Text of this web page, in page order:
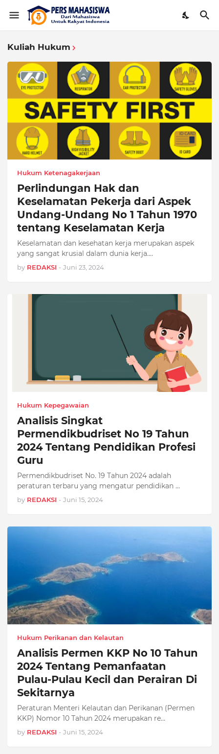
Kuliah Hukum
Hukum Ketenagakerjaan
Perlindungan Hak dan
Keselamatan Pekerja dari Aspek
Undang-Undang No 1 Tahun 1970
tentang Keselamatan Kerja
Keselamatan dan kesehatan kerja merupakan aspek
yang sangat krusial dalam dunia kerja.…
by REDAKSI - Juni 23, 2024
Hukum Kepegawaian
Analisis Singkat
Permendikbudriset No 19 Tahun
2024 Tentang Pendidikan Profesi
Guru
Permendikbudriset No. 19 Tahun 2024 adalah
peraturan terbaru yang mengatur pendidikan …
by REDAKSI - Juni 15, 2024
Hukum Perikanan dan Kelautan
Analisis Permen KKP No 10 Tahun
2024 Tentang Pemanfaatan
Pulau-Pulau Kecil dan Perairan Di
Sekitarnya
Peraturan Menteri Kelautan dan Perikanan (Permen
KKP) Nomor 10 Tahun 2024 merupakan re…
by REDAKSI - Juni 15, 2024